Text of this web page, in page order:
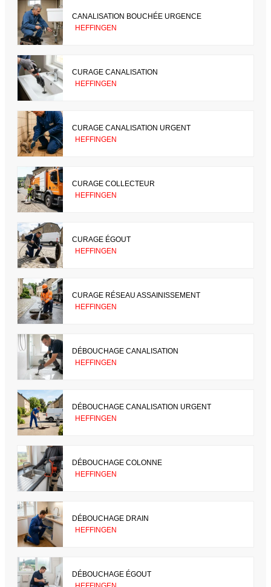
CANALISATION BOUCHÉE URGENCE
HEFFINGEN
CURAGE CANALISATION
HEFFINGEN
CURAGE CANALISATION URGENT
HEFFINGEN
CURAGE COLLECTEUR
HEFFINGEN
CURAGE ÉGOUT
HEFFINGEN
CURAGE RÉSEAU ASSAINISSEMENT
HEFFINGEN
DÉBOUCHAGE CANALISATION
HEFFINGEN
DÉBOUCHAGE CANALISATION URGENT
HEFFINGEN
DÉBOUCHAGE COLONNE
HEFFINGEN
DÉBOUCHAGE DRAIN
HEFFINGEN
DÉBOUCHAGE ÉGOUT